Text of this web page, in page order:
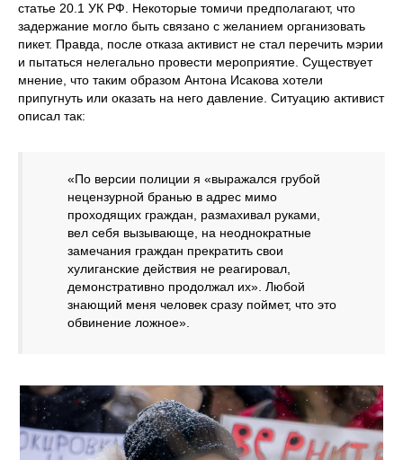
статье 20.1 УК РФ. Некоторые томичи предполагают, что
задержание могло быть связано с желанием организовать
пикет. Правда, после отказа активист не стал перечить мэрии
и пытаться нелегально провести мероприятие. Существует
мнение, что таким образом Антона Исакова хотели
припугнуть или оказать на него давление. Ситуацию активист
описал так:
«По версии полиции я «выражался грубой
нецензурной бранью в адрес мимо
проходящих граждан, размахивал руками,
вел себя вызывающе, на неоднократные
замечания граждан прекратить свои
хулиганские действия не реагировал,
демонстративно продолжал их». Любой
знающий меня человек сразу поймет, что это
обвинение ложное».